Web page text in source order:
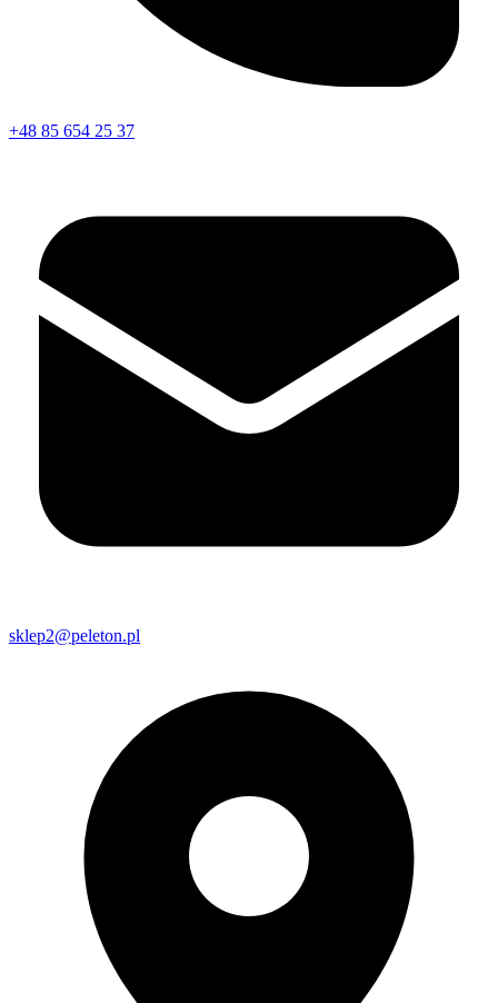
+48 85 654 25 37
sklep2@peleton.pl